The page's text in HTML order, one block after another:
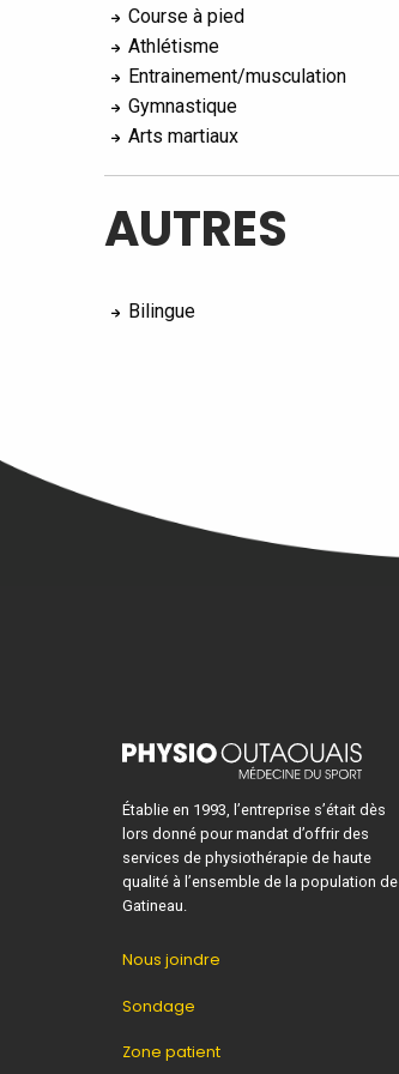
Course à pied
Athlétisme
Entrainement/musculation
Gymnastique
Arts martiaux
AUTRES
Bilingue
Établie en 1993, l’entreprise s’était dès
lors donné pour mandat d’offrir des
services de physiothérapie de haute
qualité à l’ensemble de la population de
Gatineau.
Nous joindre
Sondage
Zone patient